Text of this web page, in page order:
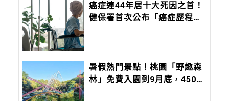
癌症連44年居十大死因之首！
健保署首次公布「癌症歷程」
暑假熱門景點！桃園「野趣森
林」免費入園到9月底，450